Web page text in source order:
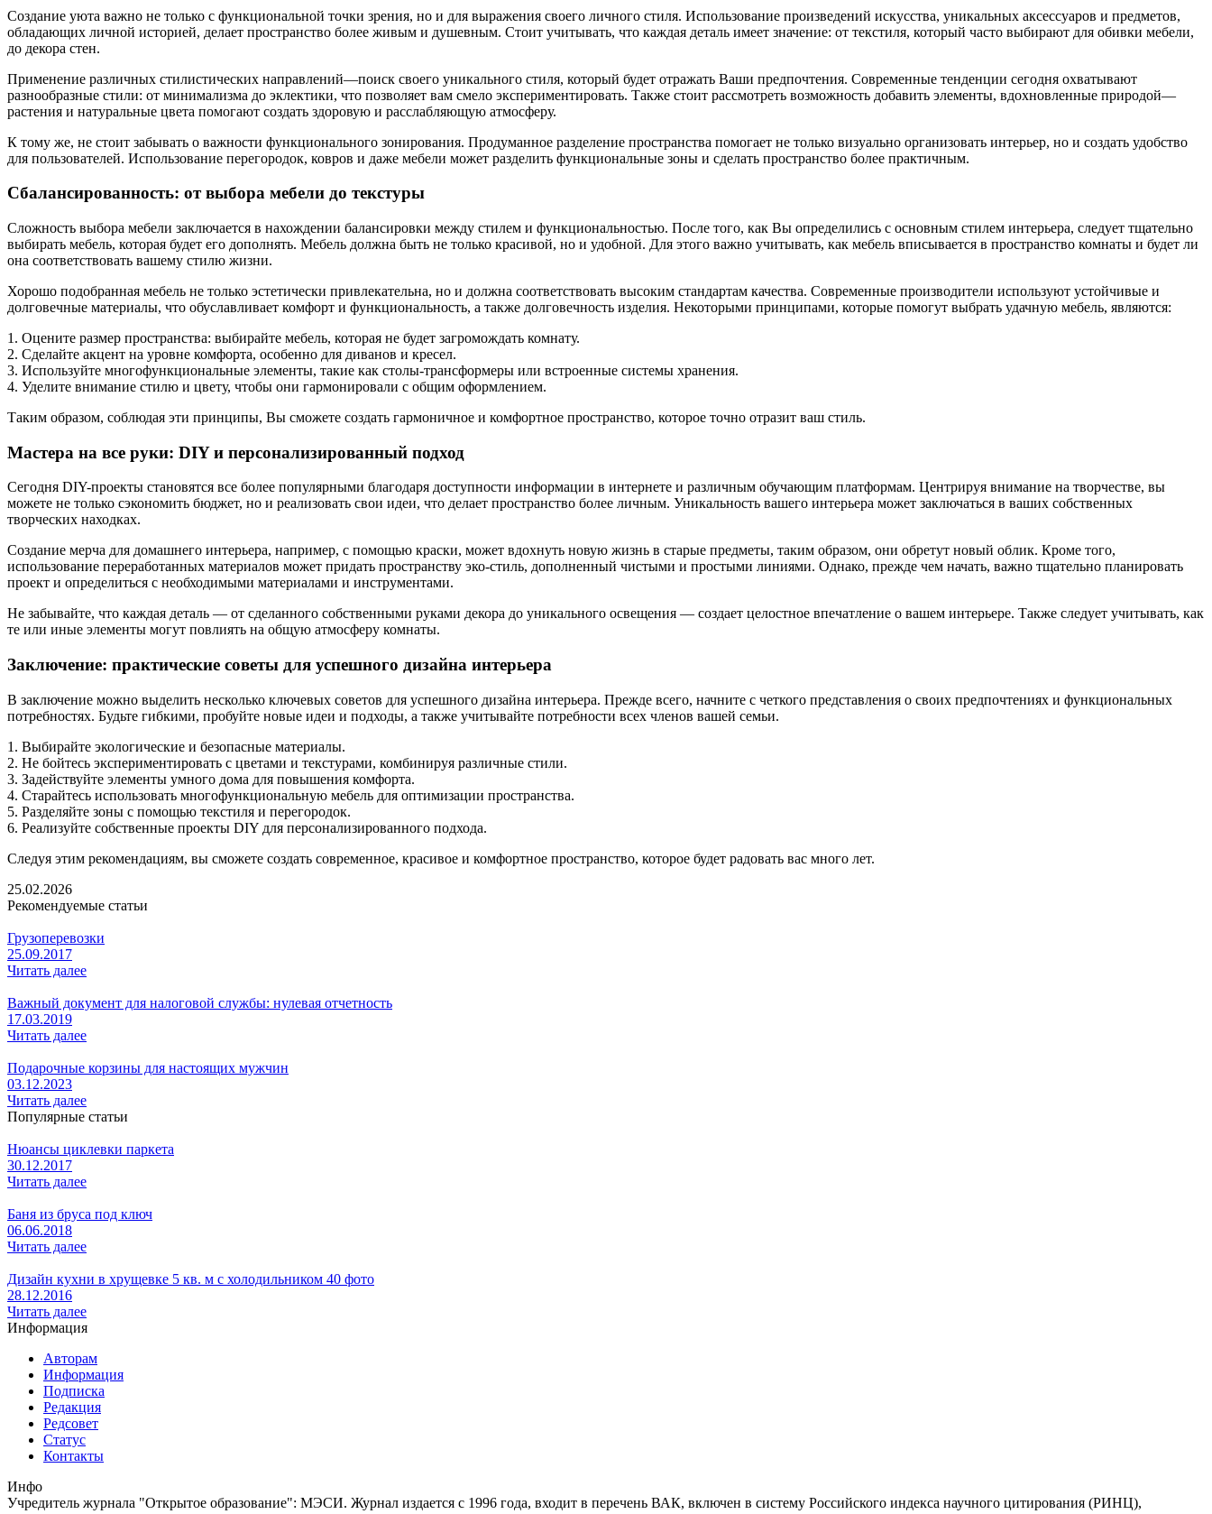
Создание уюта важно не только с функциональной точки зрения, но и для выражения своего личного стиля. Использование произведений искусства, уникальных аксессуаров и предметов,
обладающих личной историей, делает пространство более живым и душевным. Стоит учитывать, что каждая деталь имеет значение: от текстиля, который часто выбирают для обивки мебели,
до декора стен.
Применение различных стилистических направлений—поиск своего уникального стиля, который будет отражать Ваши предпочтения. Современные тенденции сегодня охватывают
разнообразные стили: от минимализма до эклектики, что позволяет вам смело экспериментировать. Также стоит рассмотреть возможность добавить элементы, вдохновленные природой—
растения и натуральные цвета помогают создать здоровую и расслабляющую атмосферу.
К тому же, не стоит забывать о важности функционального зонирования. Продуманное разделение пространства помогает не только визуально организовать интерьер, но и создать удобство
для пользователей. Использование перегородок, ковров и даже мебели может разделить функциональные зоны и сделать пространство более практичным.
Сбалансированность: от выбора мебели до текстуры
Сложность выбора мебели заключается в нахождении балансировки между стилем и функциональностью. После того, как Вы определились с основным стилем интерьера, следует тщательно
выбирать мебель, которая будет его дополнять. Мебель должна быть не только красивой, но и удобной. Для этого важно учитывать, как мебель вписывается в пространство комнаты и будет ли
она соответствовать вашему стилю жизни.
Хорошо подобранная мебель не только эстетически привлекательна, но и должна соответствовать высоким стандартам качества. Современные производители используют устойчивые и
долговечные материалы, что обуславливает комфорт и функциональность, а также долговечность изделия. Некоторыми принципами, которые помогут выбрать удачную мебель, являются:
1. Оцените размер пространства: выбирайте мебель, которая не будет загромождать комнату.
2. Сделайте акцент на уровне комфорта, особенно для диванов и кресел.
3. Используйте многофункциональные элементы, такие как столы-трансформеры или встроенные системы хранения.
4. Уделите внимание стилю и цвету, чтобы они гармонировали с общим оформлением.
Таким образом, соблюдая эти принципы, Вы сможете создать гармоничное и комфортное пространство, которое точно отразит ваш стиль.
Мастера на все руки: DIY и персонализированный подход
Сегодня DIY-проекты становятся все более популярными благодаря доступности информации в интернете и различным обучающим платформам. Центрируя внимание на творчестве, вы
можете не только сэкономить бюджет, но и реализовать свои идеи, что делает пространство более личным. Уникальность вашего интерьера может заключаться в ваших собственных
творческих находках.
Создание мерча для домашнего интерьера, например, с помощью краски, может вдохнуть новую жизнь в старые предметы, таким образом, они обретут новый облик. Кроме того,
использование переработанных материалов может придать пространству эко-стиль, дополненный чистыми и простыми линиями. Однако, прежде чем начать, важно тщательно планировать
проект и определиться с необходимыми материалами и инструментами.
Не забывайте, что каждая деталь — от сделанного собственными руками декора до уникального освещения — создает целостное впечатление о вашем интерьере. Также следует учитывать, как
те или иные элементы могут повлиять на общую атмосферу комнаты.
Заключение: практические советы для успешного дизайна интерьера
В заключение можно выделить несколько ключевых советов для успешного дизайна интерьера. Прежде всего, начните с четкого представления о своих предпочтениях и функциональных
потребностях. Будьте гибкими, пробуйте новые идеи и подходы, а также учитывайте потребности всех членов вашей семьи.
1. Выбирайте экологические и безопасные материалы.
2. Не бойтесь экспериментировать с цветами и текстурами, комбинируя различные стили.
3. Задействуйте элементы умного дома для повышения комфорта.
4. Старайтесь использовать многофункциональную мебель для оптимизации пространства.
5. Разделяйте зоны с помощью текстиля и перегородок.
6. Реализуйте собственные проекты DIY для персонализированного подхода.
Следуя этим рекомендациям, вы сможете создать современное, красивое и комфортное пространство, которое будет радовать вас много лет.
25.02.2026
Рекомендуемые статьи
Грузоперевозки
25.09.2017
Читать далее
Важный документ для налоговой службы: нулевая отчетность
17.03.2019
Читать далее
Подарочные корзины для настоящих мужчин
03.12.2023
Читать далее
Популярные статьи
Нюансы циклевки паркета
30.12.2017
Читать далее
Баня из бруса под ключ
06.06.2018
Читать далее
Дизайн кухни в хрущевке 5 кв. м с холодильником 40 фото
28.12.2016
Читать далее
Информация
Авторам
Информация
Подписка
Редакция
Редсовет
Статус
Контакты
Инфо
Учредитель журнала "Открытое образование": МЭСИ. Журнал издается с 1996 года, входит в перечень ВАК, включен в систему Российского индекса научного цитирования (РИНЦ),